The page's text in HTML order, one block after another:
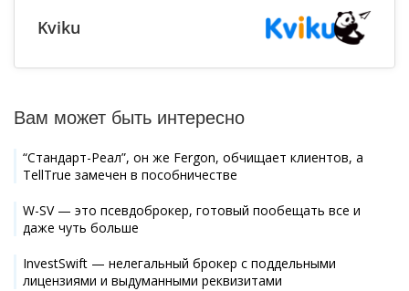
Kviku
Вам может быть интересно
“Стандарт-Реал”, он же Fergon, обчищает клиентов, а
TellTrue замечен в пособничестве
W-SV — это псевдоброкер, готовый пообещать все и
даже чуть больше
InvestSwift — нелегальный брокер с поддельными
лицензиями и выдуманными реквизитами